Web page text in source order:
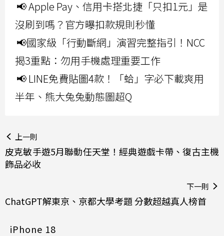
📢 Apple Pay、信用卡搭北捷「只扣1元」是
沒刷到嗎？官方曝扣款規則秒懂
📢國家級「行動斷網」演習完整指引！NCC
揭3重點：勿用手機處理重要工作
📢 LINE免費貼圖4款！「蛤」字必下載爽用
半年、熊大兔兔動態圖超Q
上一則
皮克敏手遊5月聯動任天堂！經典遊戲卡帶、復古主機
飾品必收
下一則
ChatGPT解東京、京都大學考題 分數超越真人榜首
iPhone 18